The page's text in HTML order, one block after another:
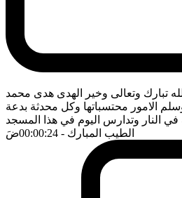
تبارك وتعالى وخير الهدى هدى محمد
الامور محتسباتها وكل محدثة بدعة
النار وتدارس اليوم في هذا المسجد
الطيب المبارك - 00:00:24 ضَ